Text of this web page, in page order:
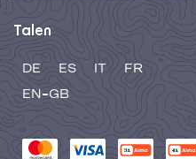
Talen
DE ES IT
FR
EN-GB